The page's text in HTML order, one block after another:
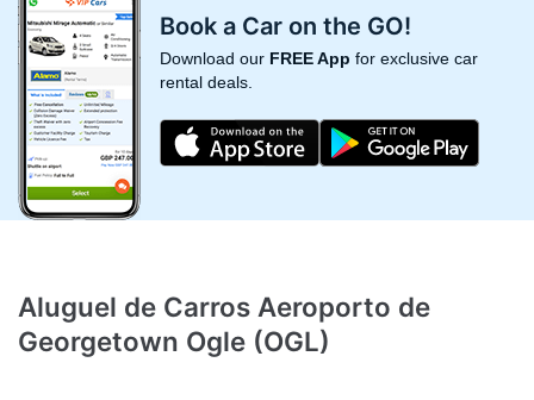
Book a Car on the GO!
Download our FREE App for exclusive car
rental deals.
Aluguel de Carros Aeroporto de
Georgetown Ogle (OGL)